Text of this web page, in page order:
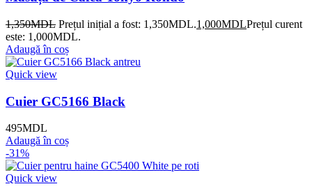
1,350MDL Prețul inițial a fost: 1,350MDL.1,000MDLPrețul curent
este: 1,000MDL.
Adaugă în coș
Quick view
Cuier GC5166 Black
495MDL
Adaugă în coș
-31%
Quick view